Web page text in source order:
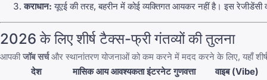
कराधान: यूएई की तरह, बहरीन में कोई व्यक्तिगत आयकर नहीं है। इस
2026 के लिए शीर्ष टैक्स-फ्री गंतव्यों की तुलना
आपकीजॉब सर्चऔर स्थानांतरण योजनाओं को कम करने में मदद करने के लिए, यहाँ शीर्ष
देश
मासिक आय आवश्यकता इंटरनेट गुणवत्ता वाइब (Vibe)